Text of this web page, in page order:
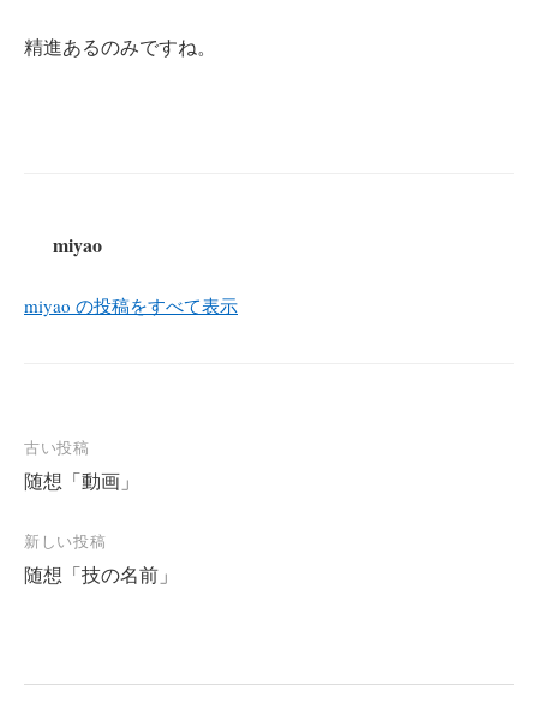
精進あるのみですね。
miyao
miyao の投稿をすべて表示
投
稿
ナ
ビ
ゲ
古い投稿
随想「動画」
新しい投稿
随想「技の名前」